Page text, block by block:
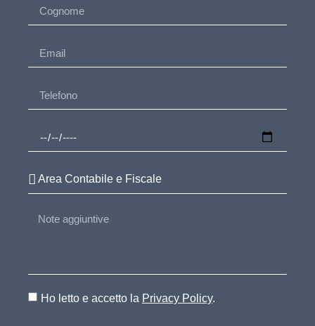
Ho letto e accetto la Privacy Policy.